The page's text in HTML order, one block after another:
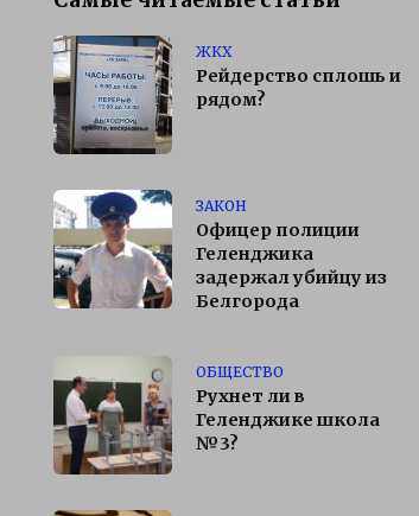
ЖКХ
Рейдерство сплошь и
рядом?
ЗАКОН
Офицер полиции
Геленджика
задержал убийцу из
Белгорода
ОБЩЕСТВО
Рухнет ли в
Геленджике школа
№3?